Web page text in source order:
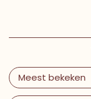
Meest bekeken